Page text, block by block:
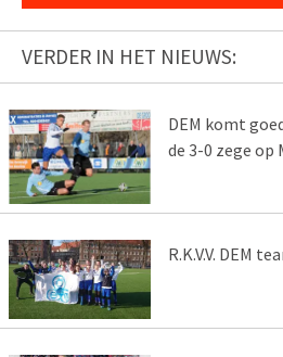
VERDER IN HET NIEUWS:
DEM komt
de 3-0 zege op
R.K.V.V. DEM